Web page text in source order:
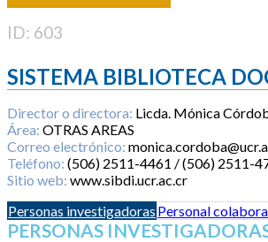
ID: 603
SISTEMA BIBLIOTECA
Director o directora: Licda. Mónica
Área: OTRAS AREAS
Correo electrónico:
Teléfono: (506) 2511-4461 / (506) 2511-
Sitio web: www.sibdi.ucr.ac.cr
Personas investigadoras Personal
PERSONAS